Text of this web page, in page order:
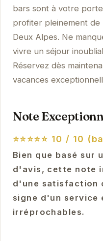
bars sont à votre
profiter pleinement de
Deux Alpes. Ne
vivre un séjour
Réservez dès
vacances
Note
⭐⭐⭐⭐⭐ 10 / 10
Bien que basé sur
d'avis, cette note
d'une satisfaction
signe d'un
irréprochables.